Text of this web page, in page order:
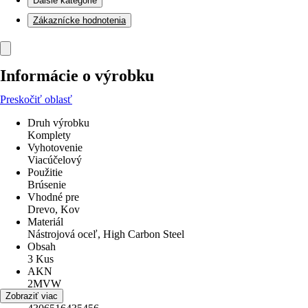
Zákaznícke hodnotenia
Informácie o výrobku
Preskočiť oblasť
Druh výrobku
Komplety
Vyhotovenie
Viacúčelový
Použitie
Brúsenie
Vhodné pre
Drevo, Kov
Materiál
Nástrojová oceľ, High Carbon Steel
Obsah
3 Kus
AKN
2MVW
EAN
Zobraziť viac